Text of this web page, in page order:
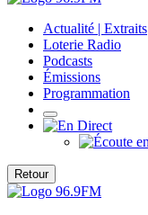
Actualité | Extraits
Loterie Radio
Podcasts
Émissions
Programmation
Retour